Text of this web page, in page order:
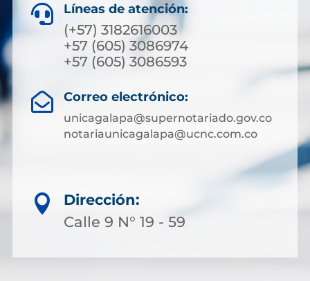
 Líneas de atención:
(+57) 3182616003
+57 (605) 3086974
+57 (605) 3086593
 Correo electrónico:
unicagalapa@supernotariado.gov.co
notariaunicagalapa@ucnc.com.co

Dirección:
Calle 9 N° 19 - 59